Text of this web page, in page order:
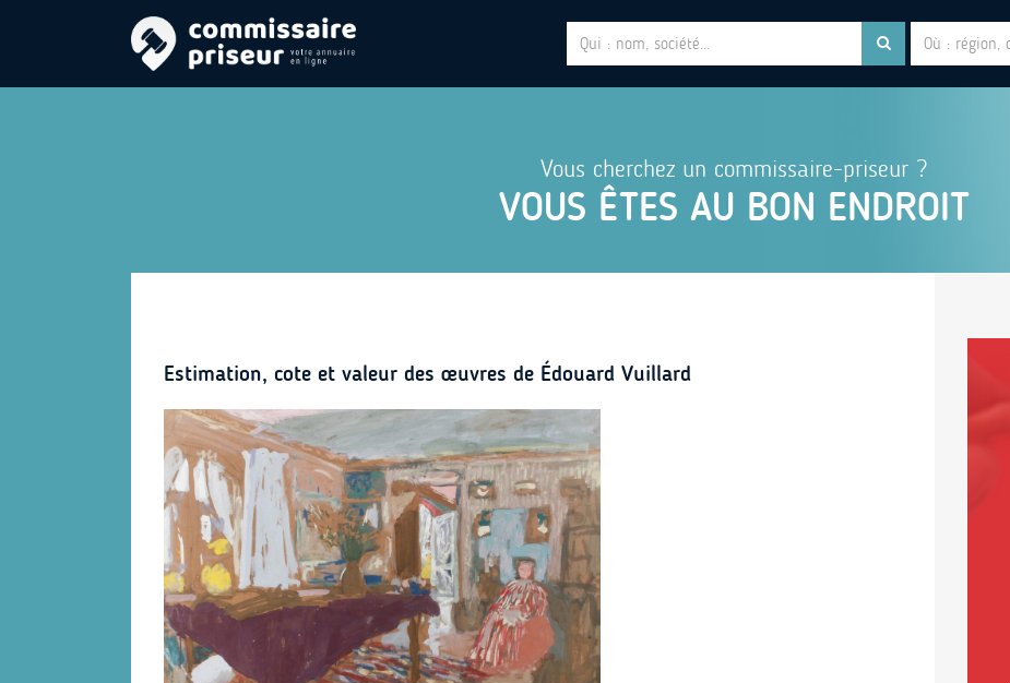
Vous cherchez un commissaire-priseur ?
VOUS ÊTES AU BON ENDROIT
Estimation, cote et valeur des œuvres de Édouard Vuillard